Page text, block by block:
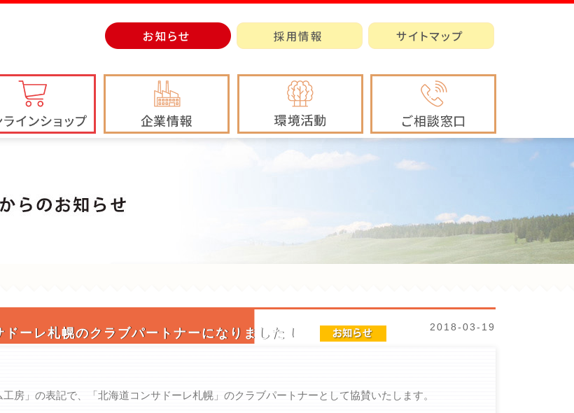
ーレ札幌のクラブパートナーになりました！ 2018-03-19
房」の表記で、「北海道コンサドーレ札幌」のクラブパートナーとして協賛いたします。